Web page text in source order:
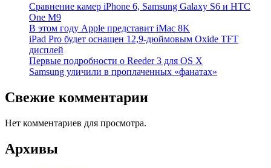
Cравнение камер iPhone 6, Samsung Galaxy S6 и HTC
One M9
В этом году Apple представит iMac 8K
iPad Pro будет оснащен 12,9-дюймовым Oxide TFT
дисплей
Первые подробности о Reeder 3 для OS X
Samsung уличили в проплаченных «фанатах»
Свежие комментарии
Нет комментариев для просмотра.
Архивы